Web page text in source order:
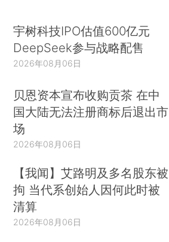
宇树科技IPO估值600亿元
DeepSeek参与战略配售
2026年08月06日
贝恩资本宣布收购贡茶 在中
国大陆无法注册商标后退出市
场
2026年08月06日
【我闻】艾路明及多名股东被
拘 当代系创始人因何此时被
清算
2026年08月06日